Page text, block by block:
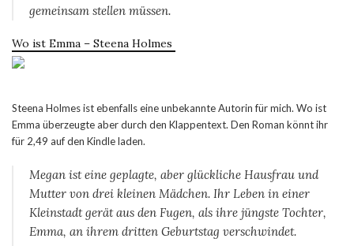
gemeinsam stellen müssen.
Wo ist Emma – Steena Holmes
Steena Holmes ist ebenfalls eine unbekannte Autorin für mich. Wo ist
Emma überzeugte aber durch den Klappentext. Den Roman könnt ihr
für 2,49 auf den Kindle laden.
Megan ist eine geplagte, aber glückliche Hausfrau und
Mutter von drei kleinen Mädchen. Ihr Leben in einer
Kleinstadt gerät aus den Fugen, als ihre jüngste Tochter,
Emma, an ihrem dritten Geburtstag verschwindet.